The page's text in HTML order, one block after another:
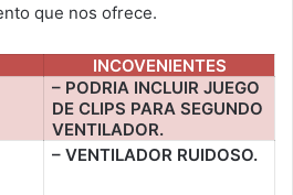
que nos ofrece.
INCOVENIENTES
– PODRIA INCLUIR JUEGO
DE CLIPS PARA SEGUNDO
VENTILADOR.
– VENTILADOR RUIDOSO.